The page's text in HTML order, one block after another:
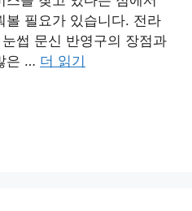
볼 필요가 있습니다. 전라
썹 문신 반영구의 장점과
은 … 더 읽기